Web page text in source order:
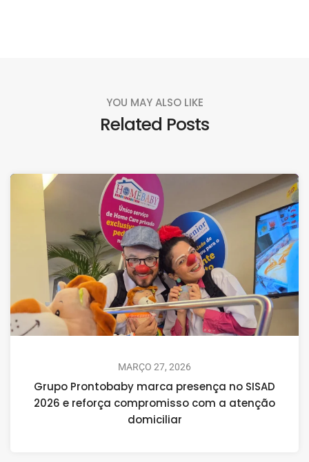
YOU MAY ALSO LIKE
Related Posts
MARÇO 27, 2026
Grupo Prontobaby marca presença no SISAD
2026 e reforça compromisso com a atenção
domiciliar